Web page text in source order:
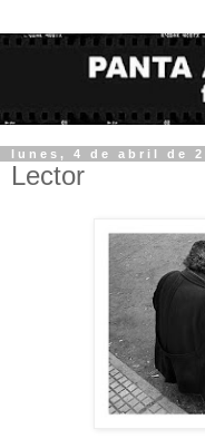
lunes, 4 de abril de
Lector